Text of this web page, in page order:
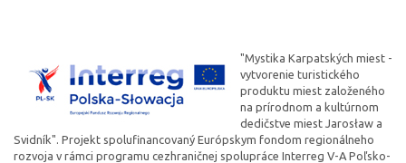
"Mystika Karpatských miest -
vytvorenie turistického
produktu miest založeného
na prírodnom a kultúrnom
dedičstve miest Jarosław a
Svidník". Projekt spolufinancovaný Európskym fondom regionálneho
rozvoja v rámci programu cezhraničnej spolupráce Interreg V-A Poľsko-